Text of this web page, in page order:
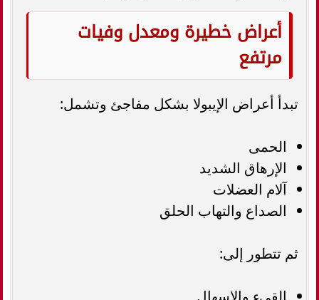
أعراض خطيرة ومعدل وفيات
مرتفع
تبدأ أعراض الإيبولا بشكل مفاجئ وتشمل:
الحمى
الإرهاق الشديد
آلام العضلات
الصداع والتهاب الحلق
ثم تتطور إلى:
القيء والإسهال